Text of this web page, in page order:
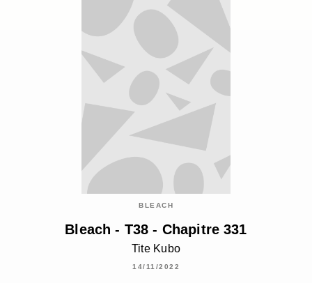
BLEACH
Bleach - T38 - Chapitre 331
Tite Kubo
14/11/2022